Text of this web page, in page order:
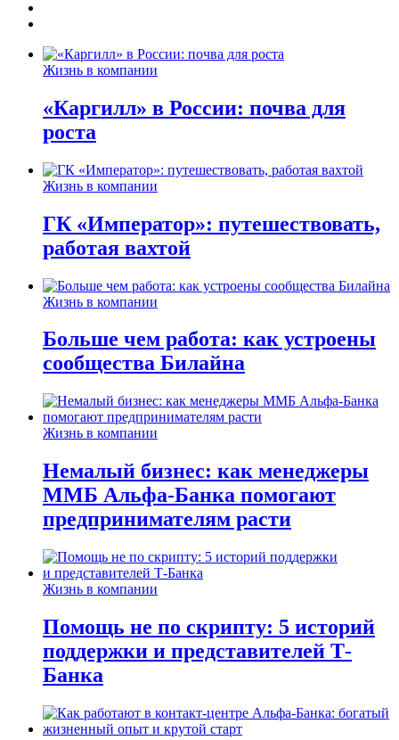
Жизнь в компании
«Каргилл» в России: почва для
роста
Жизнь в компании
ГК «Император»: путешествовать,
работая вахтой
Жизнь в компании
Больше чем работа: как устроены
сообщества Билайна
Жизнь в компании
Немалый бизнес: как менеджеры
ММБ Альфа-Банка помогают
предпринимателям расти
Жизнь в компании
Помощь не по скрипту: 5 историй
поддержки и представителей Т-
Банка